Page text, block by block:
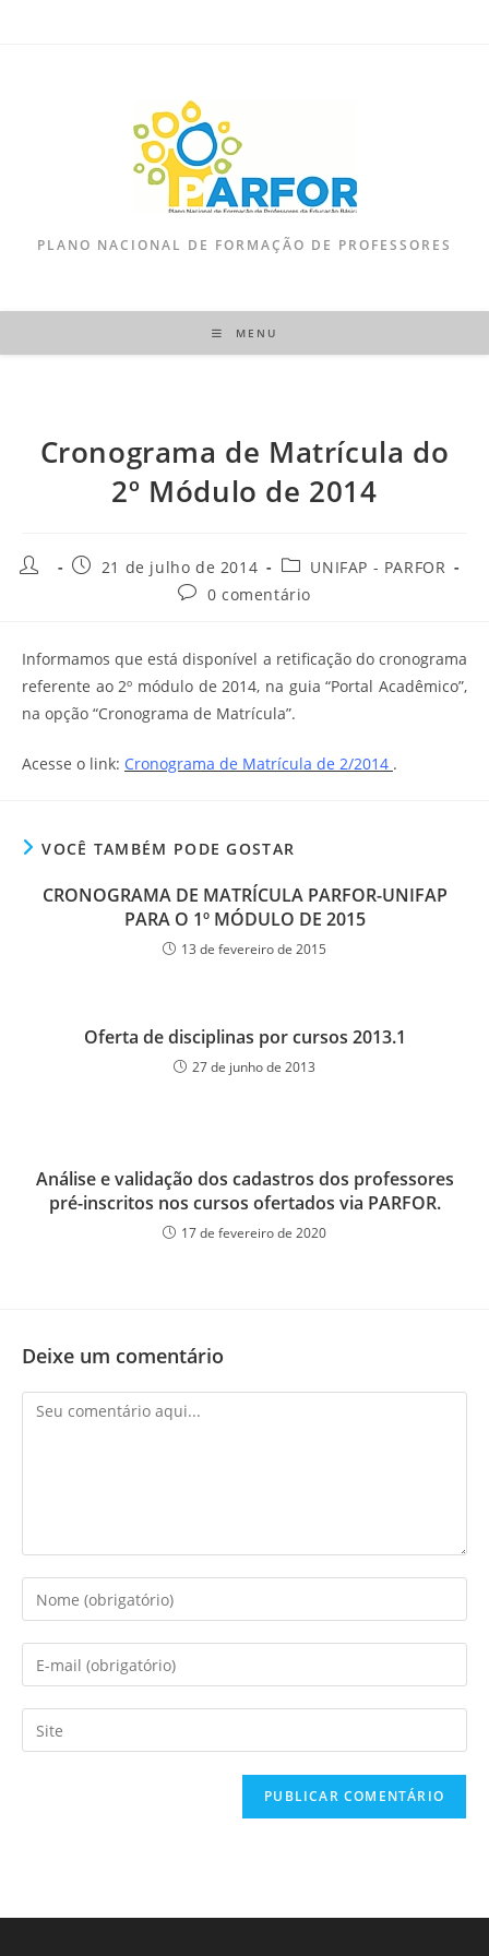
PLANO NACIONAL DE FORMAÇÃO DE PROFESSORES
MENU
Cronograma de Matrícula do
2º Módulo de 2014
21 de julho de 2014
UNIFAP - PARFOR
0 comentário
Informamos que está disponível a retificação do cronograma
referente ao 2º módulo de 2014, na guia “Portal Acadêmico”,
na opção “Cronograma de Matrícula”.
Acesse o link: Cronograma de Matrícula de 2/2014 .
VOCÊ TAMBÉM PODE GOSTAR
CRONOGRAMA DE MATRÍCULA PARFOR-UNIFAP
PARA O 1º MÓDULO DE 2015
13 de fevereiro de 2015
Oferta de disciplinas por cursos 2013.1
27 de junho de 2013
Análise e validação dos cadastros dos professores
pré-inscritos nos cursos ofertados via PARFOR.
17 de fevereiro de 2020
Deixe um comentário